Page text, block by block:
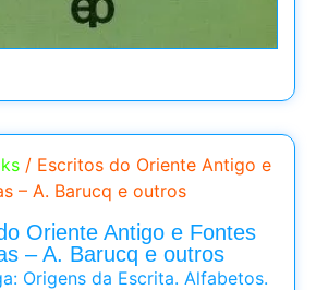
/ Escritos do Oriente Antigo e
– A. Barucq e outros
Oriente Antigo e Fontes
– A. Barucq e outros
Origens da Escrita. Alfabetos.